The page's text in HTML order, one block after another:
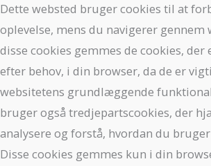
Dette websted bruger cookies til at
oplevelse, mens du navigerer gennem
disse cookies gemmes de cookies,
efter behov, i din browser, da de er
websitetens grundlæggende
bruger også tredjepartscookies, der
analysere og forstå, hvordan du
Disse cookies gemmes kun i din